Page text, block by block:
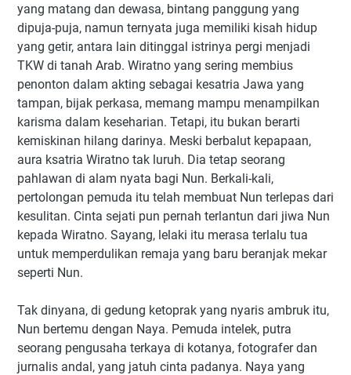
yang matang dan dewasa, bintang panggung yang
dipuja-puja, namun ternyata juga memiliki kisah hidup
yang getir, antara lain ditinggal istrinya pergi menjadi
TKW di tanah Arab. Wiratno yang sering membius
penonton dalam akting sebagai kesatria Jawa yang
tampan, bijak perkasa, memang mampu menampilkan
karisma dalam keseharian. Tetapi, itu bukan berarti
kemiskinan hilang darinya. Meski berbalut kepapaan,
aura ksatria Wiratno tak luruh. Dia tetap seorang
pahlawan di alam nyata bagi Nun. Berkali-kali,
pertolongan pemuda itu telah membuat Nun terlepas dari
kesulitan. Cinta sejati pun pernah terlantun dari jiwa Nun
kepada Wiratno. Sayang, lelaki itu merasa terlalu tua
untuk memperdulikan remaja yang baru beranjak mekar
seperti Nun.
Tak dinyana, di gedung ketoprak yang nyaris ambruk itu,
Nun bertemu dengan Naya. Pemuda intelek, putra
seorang pengusaha terkaya di kotanya, fotografer dan
jurnalis andal, yang jatuh cinta padanya. Naya yang